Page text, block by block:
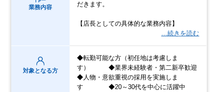
業務内容
だきます。
【店長としての具体的な業務内容】
…続きを読む
対象となる方
◆転勤可能な方（初任地は考慮しま
す） ◆業界未経験者・第二新卒歓迎
◆人物・意欲重視の採用を実施しま
す ◆20～30代を中心に活躍中